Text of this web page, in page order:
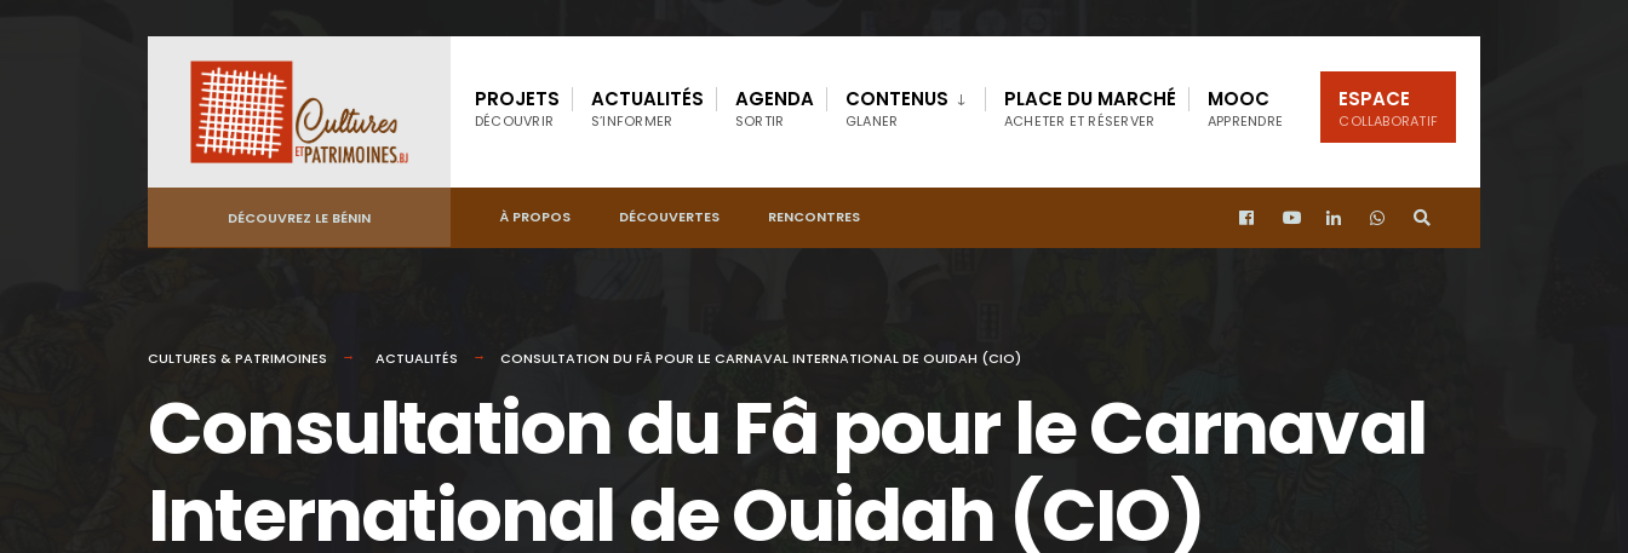
PROJETS
DÉCOUVRIR
ACTUALITÉS
S’INFORMER
AGENDA
SORTIR
CONTENUS
GLANER
PLACE DU MARCHÉ
ACHETER ET RÉSERVER
ESPACE
COLLABORATIF
MOOC
APPRENDRE
DÉCOUVREZ LE BÉNIN À PROPOS DÉCOUVERTES RENCONTRES
CULTURES & PATRIMOINES ACTUALITÉS CONSULTATION DU FÂ POUR LE CARNAVAL INTERNATIONAL DE OUIDAH (CIO)
Consultation du Fâ pour le Carnaval
International de Ouidah (CIO)